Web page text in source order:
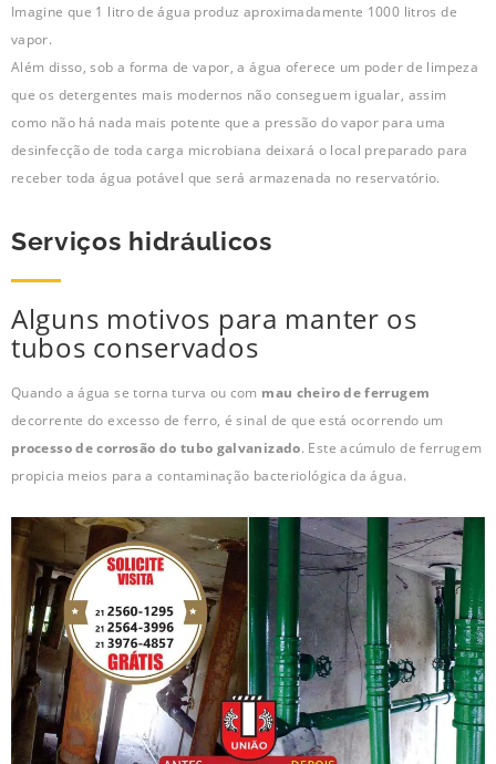
Imagine que 1 litro de água produz aproximadamente 1000 litros de
vapor.
Além disso, sob a forma de vapor, a água oferece um poder de limpeza
que os detergentes mais modernos não conseguem igualar, assim
como não há nada mais potente que a pressão do vapor para uma
desinfecção de toda carga microbiana deixará o local preparado para
receber toda água potável que será armazenada no reservatório.
Serviços hidráulicos
Alguns motivos para manter os
tubos conservados
Quando a água se torna turva ou com mau cheiro de ferrugem
decorrente do excesso de ferro, é sinal de que está ocorrendo um
processo de corrosão do tubo galvanizado. Este acúmulo de ferrugem
propicia meios para a contaminação bacteriológica da água.